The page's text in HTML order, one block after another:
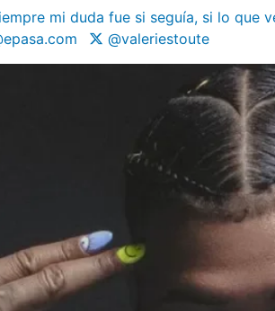
mi duda fue si seguía, si lo que
@valeriestoute